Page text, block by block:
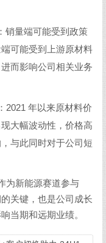
销量端可能受到政策
可能受到上游原材料
而影响公司相关业务
年以来原材料价
大幅波动性，价格高
与此同时对于公司短
为新能源赛道参与
关键，也是公司成长
当期和远期业绩。